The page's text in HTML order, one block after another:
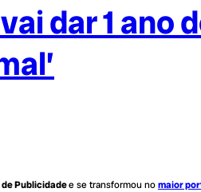
dar 1
de Publicidadee se transformou nomaior